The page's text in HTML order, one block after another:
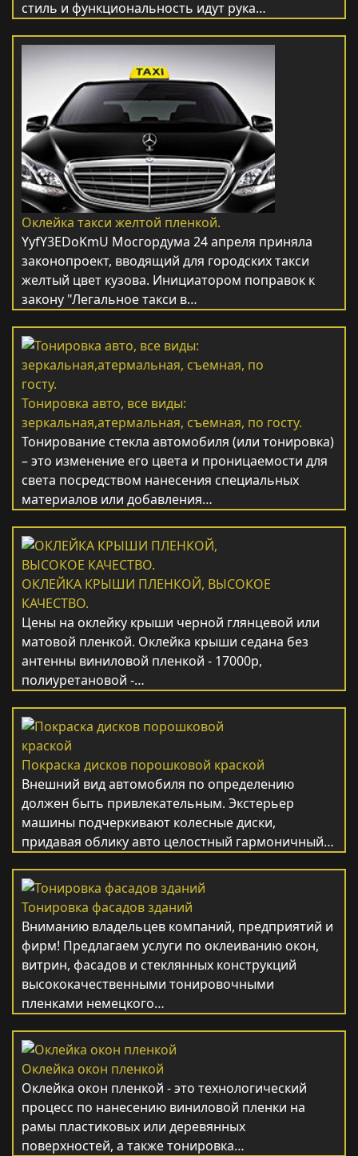
стиль и функциональность идут рука…
Оклейка такси желтой пленкой.
YyfY3EDoKmU Мосгордума 24 апреля приняла
законопроект, вводящий для городских такси
желтый цвет кузова. Инициатором поправок к
закону "Легальное такси в…
Тонировка авто, все виды:
зеркальная,атермальная, съемная, по госту.
Тонирование стекла автомобиля (или тонировка)
– это изменение его цвета и проницаемости для
света посредством нанесения специальных
материалов или добавления…
ОКЛЕЙКА КРЫШИ ПЛЕНКОЙ, ВЫСОКОЕ
КАЧЕСТВО.
Цены на оклейку крыши черной глянцевой или
матовой пленкой. Оклейка крыши седана без
антенны виниловой пленкой - 17000р,
полиуретановой -…
Покраска дисков порошковой краской
Внешний вид автомобиля по определению
должен быть привлекательным. Экстерьер
машины подчеркивают колесные диски,
придавая облику авто целостный гармоничный…
Тонировка фасадов зданий
Вниманию владельцев компаний, предприятий и
фирм! Предлагаем услуги по оклеиванию окон,
витрин, фасадов и стеклянных конструкций
высококачественными тонировочными
пленками немецкого…
Оклейка окон пленкой
Оклейка окон пленкой - это технологический
процесс по нанесению виниловой пленки на
рамы пластиковых или деревянных
поверхностей, а также тонировка…